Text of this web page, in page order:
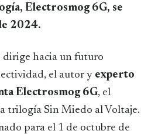
2024.
dirige hacia un futuro
el autor y experto
Electrosmog 6G, el
trilogía Sin Miedo al Voltaje.
para el 1 de octubre de